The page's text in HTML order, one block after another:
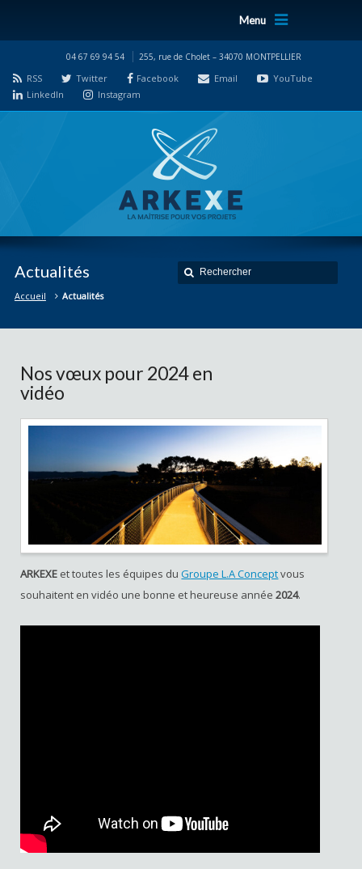
Menu
04 67 69 94 54 255, rue de Cholet – 34070 MONTPELLIER
RSS Twitter Facebook Email
YouTube
LinkedIn
Instagram
Actualités
Accueil Actualités
Nos vœux pour 2024 en
vidéo
ARKEXE et toutes les équipes duGroupe L.A Conceptvous
souhaitent en vidéo une bonne et heureuse année2024.